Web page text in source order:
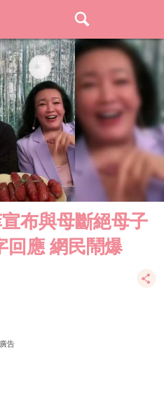
布與母斷絕母子
回應 網民鬧爆
廣告